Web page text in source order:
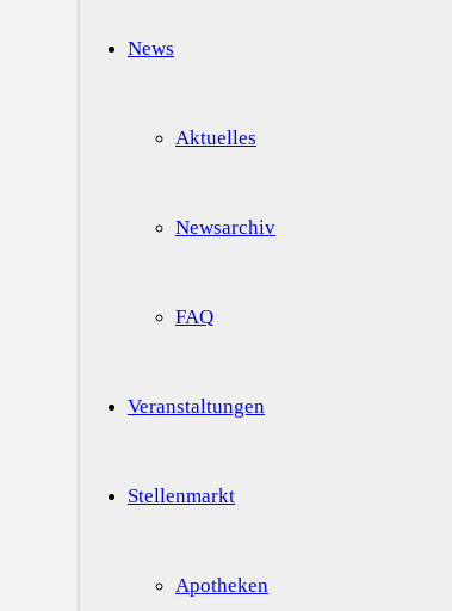
News
Aktuelles
Newsarchiv
FAQ
Veranstaltungen
Stellenmarkt
Apotheken